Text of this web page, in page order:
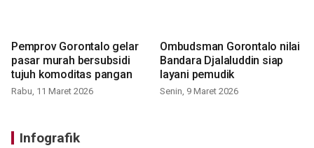
Pemprov Gorontalo gelar
pasar murah bersubsidi
tujuh komoditas pangan
Rabu, 11 Maret 2026
Ombudsman Gorontalo nilai
Bandara Djalaluddin siap
layani pemudik
Senin, 9 Maret 2026
Infografik